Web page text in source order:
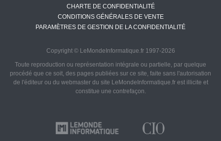
CHARTE DE CONFIDENTIALITÉ
CONDITIONS GÉNÉRALES DE VENTE
PARAMÈTRES DE GESTION DE LA CONFIDENTIALITÉ
Copyright © LeMondeInformatique.fr 1997-2026
Toute reproduction ou représentation intégrale ou partielle, par quelque
procédé que ce soit, des pages publiées sur ce site, faite sans l'autorisation
de l'éditeur ou du webmaster du site LeMondeInformatique.fr est illicite et
constitue une contrefaçon.